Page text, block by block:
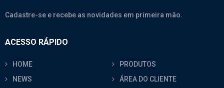
Cadastre-se e recebe as novidades em primeira mão.
ACESSO RÁPIDO
HOME
PRODUTOS
NEWS
ÁREA DO CLIENTE